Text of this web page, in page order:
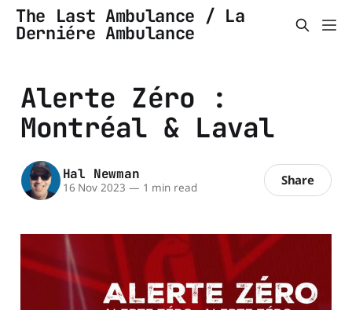
The Last Ambulance / La
Derniére Ambulance
Alerte Zéro :
Montréal & Laval
Hal Newman
16 Nov 2023 — 1 min read Share